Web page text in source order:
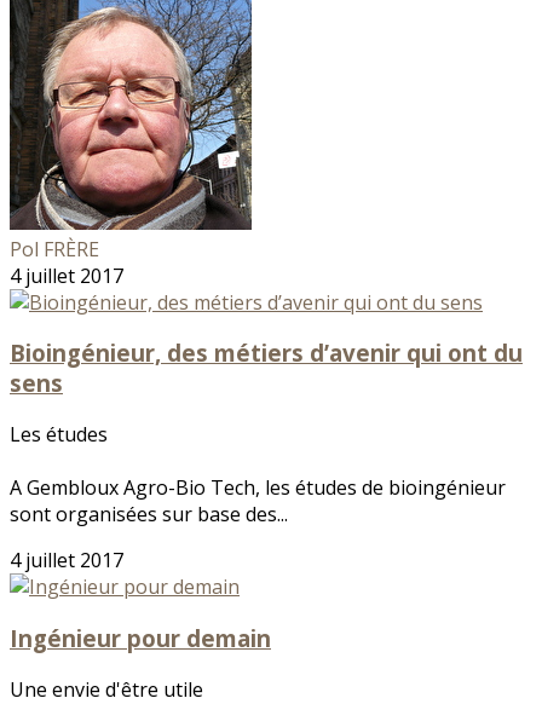
Pol FRÈRE
4 juillet 2017
Bioingénieur, des métiers d’avenir qui ont du
sens
Les études
A Gembloux Agro-Bio Tech, les études de bioingénieur
sont organisées sur base des...
4 juillet 2017
Ingénieur pour demain
Une envie d'être utile